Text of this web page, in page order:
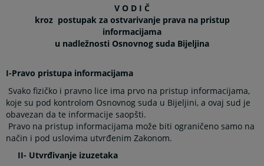
V O D I Č
kroz postupak za ostvarivanje prava na pristup
informacijama
u nadležnosti Osnovnog suda Bijeljina
I-Pravo pristupa informacijama
Svako fizičko i pravno lice ima prvo na pristup informacijama,
koje su pod kontrolom Osnovnog suda u Bijeljini, a ovaj sud je
obavezan da te informacije saopšti.
Pravo na pristup informacijama može biti ograničeno samo na
način i pod uslovima utvrđenim Zakonom.
II- Utvrđivanje izuzetaka